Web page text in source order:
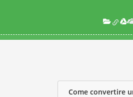
Come convertire